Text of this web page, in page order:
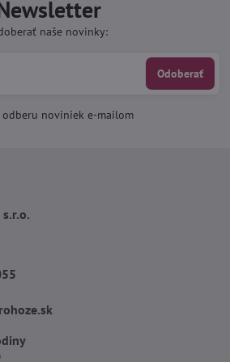
naše novinky:
Odoberať
odberu noviniek e-mailom
s​.r​.o​.